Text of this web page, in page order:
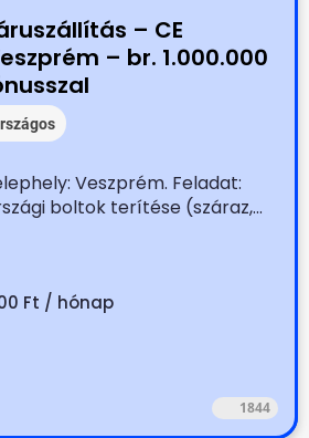
– CE
– br. 1.000.000
Veszprém. Feladat:
boltok terítése (száraz,...
Ft / hónap
1844